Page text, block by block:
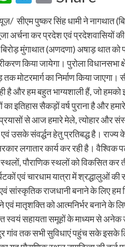
सीएम पुष्कर सिंह धामी ने नागथात
अर्चना कर प्रदेश एवं
मुंगाथात (अणदणा) अषाड़ थात को
किया जायेगा। पुरोला विधानसभा
मोटरमार्ग का निर्माण किया
है और हम बहुत भाग्यशाली हैं, जो
का इतिहास सैकड़ों वर्ष पुराना है और
प्रयासों से आज हमारे मेले, त्योहार और
उसके संवर्द्धन हेतु प्रतिबद्ध है।
लगातार कार्य कर रही है।
पौराणिक स्थलों को विकसित कर
एवं चारधाम यात्रा में श्रद्धालुओं की
सांस्कृतिक राजधानी बनाने के लिए
मातृशक्ति को आत्मनिर्भर बनाने के
स्वयं सहायता समूहों के माध्यम से अनेक
तक सभी सुविधाएं पहुंच सके इसके